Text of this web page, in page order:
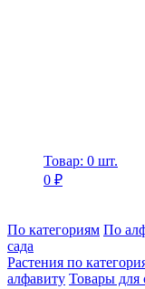
Товар: 0 шт.
0 ₽
По категориям По
сада
Растения по
алфавиту Товары для